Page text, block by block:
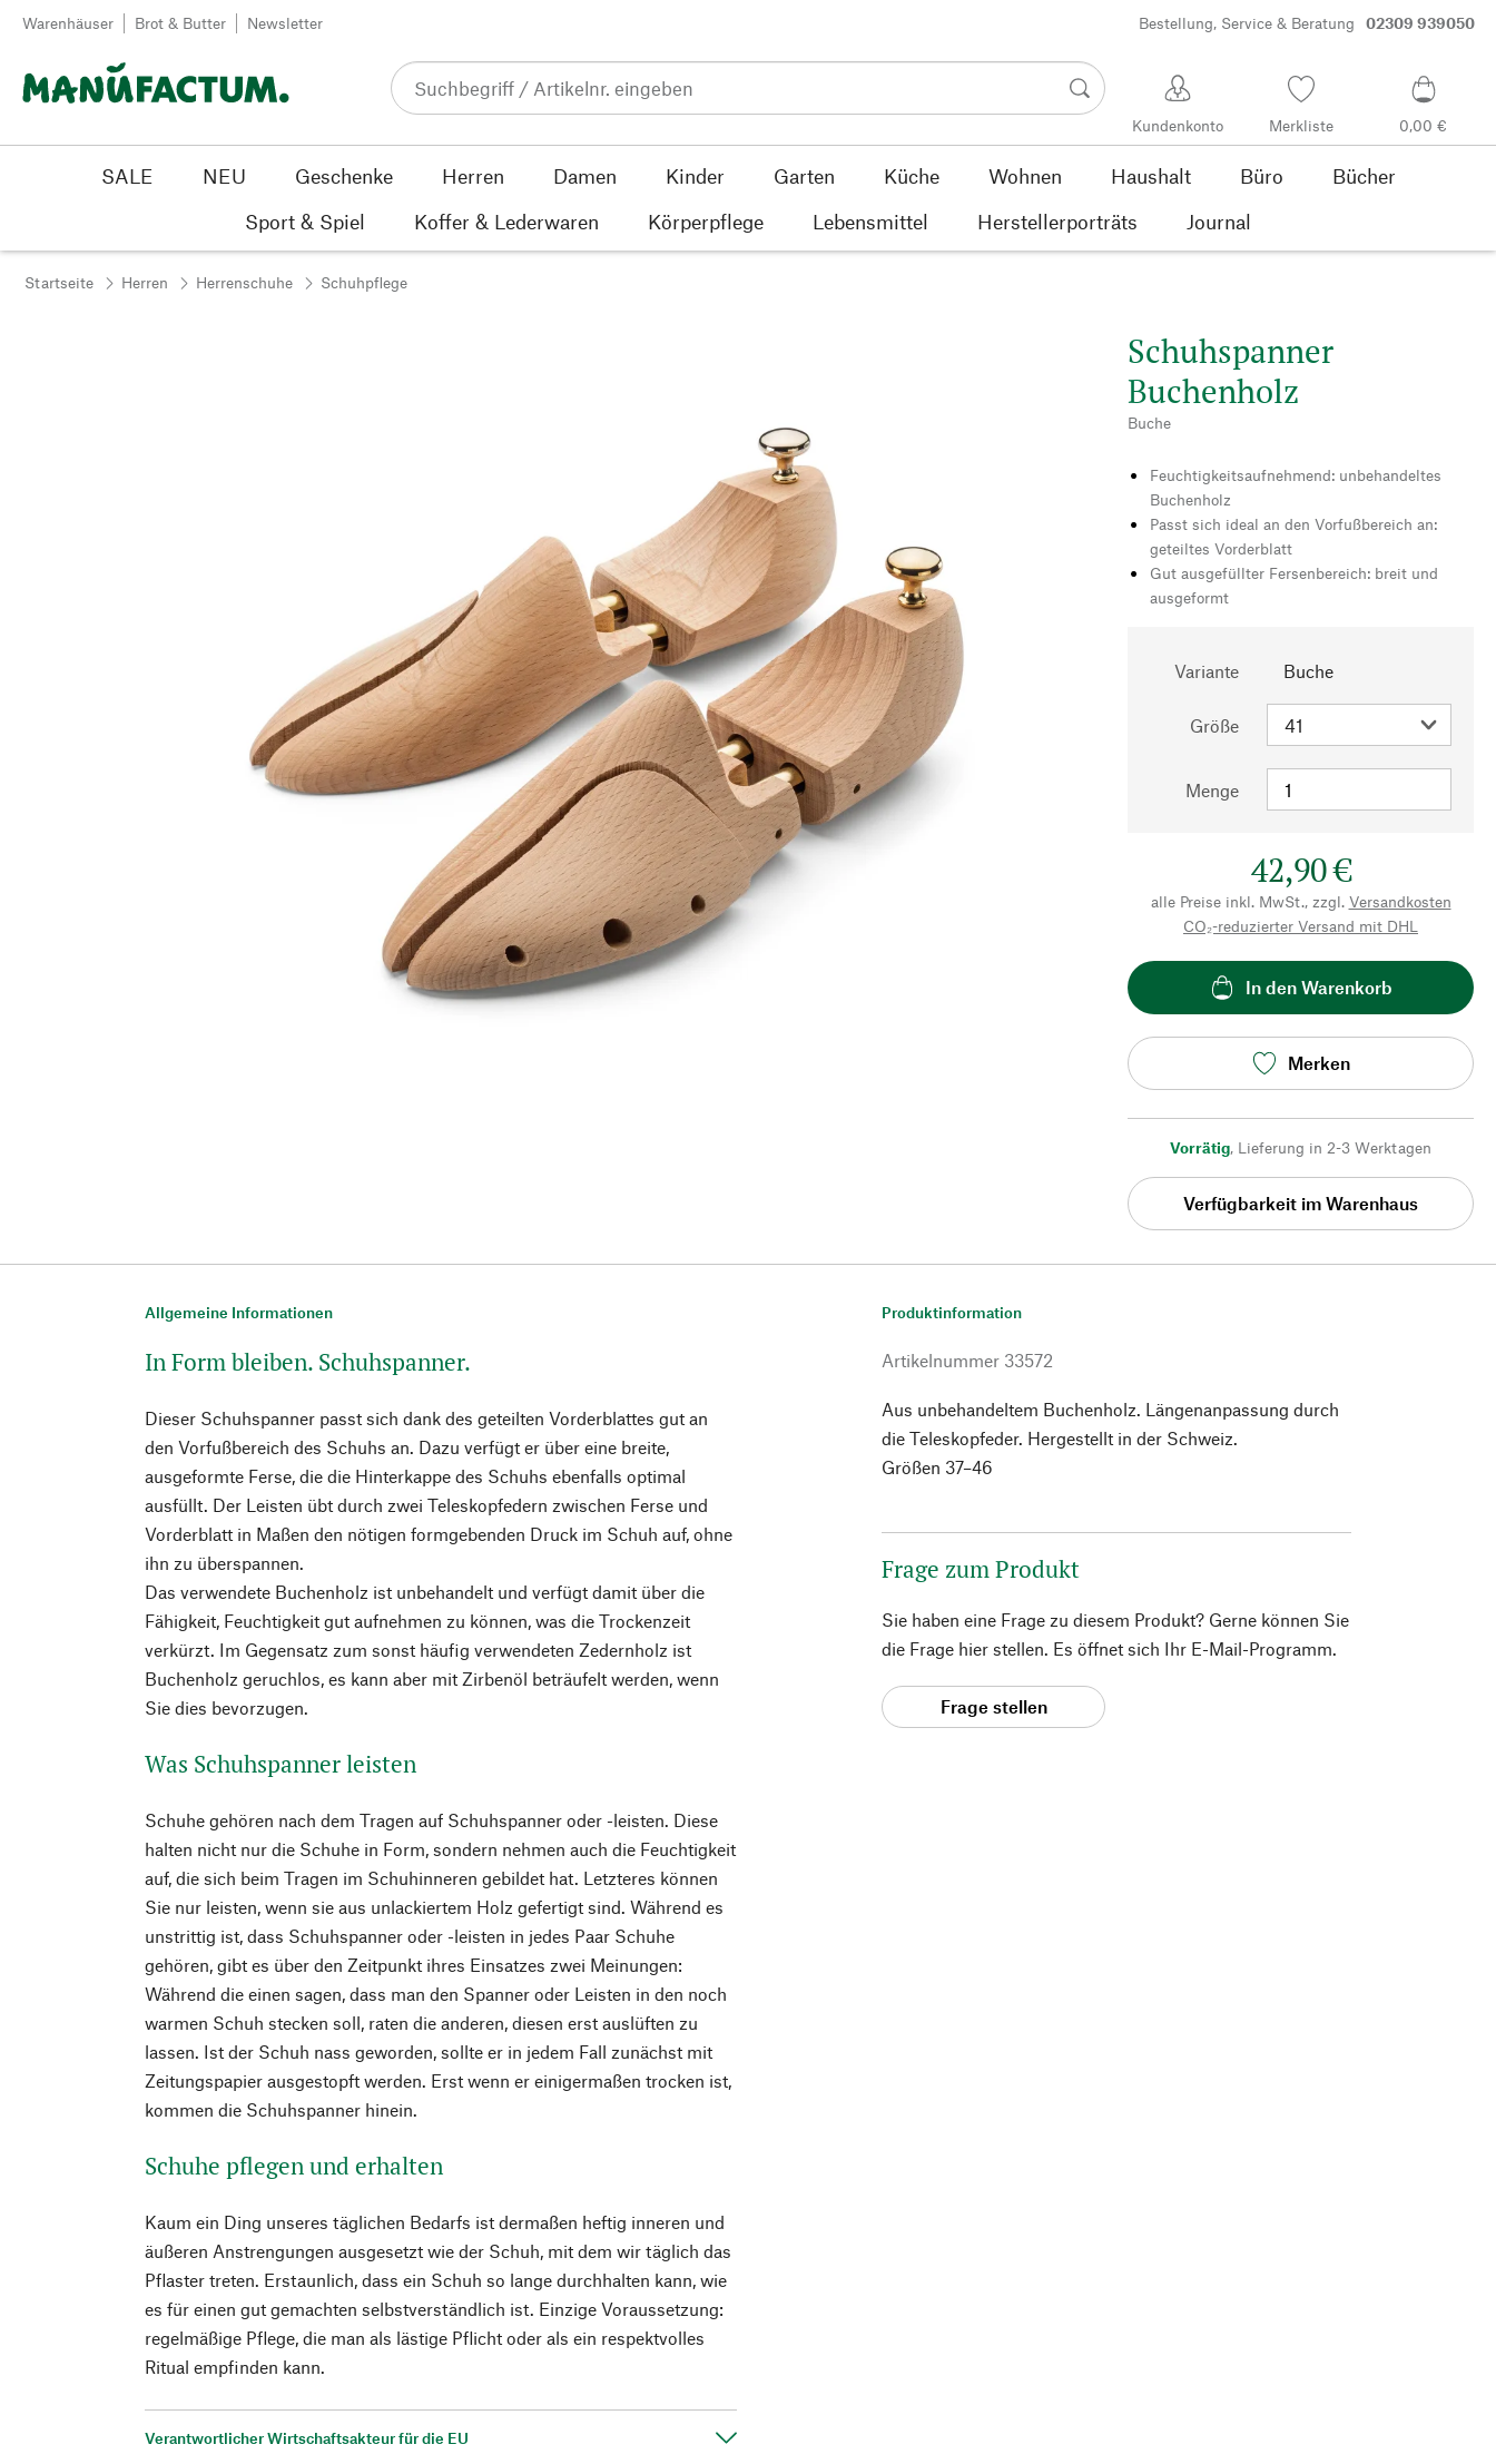
Zum Inhalt springen
Warenhäuser Brot & Butter Newsletter Bestellung, Service & Beratung 02309 939050
Kundenkonto Merkliste 0,00 €
SALE NEU Geschenke Herren Damen Kinder Garten Küche Wohnen Haushalt Büro
Bücher
Sport & Spiel
Koffer & Lederwaren Körperpflege Lebensmittel Herstellerporträts Journal
Startseite Herren Herrenschuhe Schuhpflege
Schuhspanner
Buchenholz
Buche
Feuchtigkeitsaufnehmend: unbehandeltes
Buchenholz
Passt sich ideal an den Vorfußbereich an:
geteiltes Vorderblatt
Gut ausgefüllter Fersenbereich: breit und
ausgeformt
Variante Buche
Größe
Menge
42,90 €
alle Preise inkl. MwSt., zzgl. Versandkosten
CO₂-reduzierter Versand mit DHL
In den Warenkorb
Merken
Vorrätig, Lieferung in 2-3 Werktagen
Verfügbarkeit im Warenhaus
Allgemeine Informationen
In Form bleiben. Schuhspanner.
Dieser Schuhspanner passt sich dank des geteilten Vorderblattes gut an
den Vorfußbereich des Schuhs an. Dazu verfügt er über eine breite,
ausgeformte Ferse, die die Hinterkappe des Schuhs ebenfalls optimal
ausfüllt. Der Leisten übt durch zwei Teleskopfedern zwischen Ferse und
Vorderblatt in Maßen den nötigen formgebenden Druck im Schuh auf, ohne
ihn zu überspannen.
Das verwendete Buchenholz ist unbehandelt und verfügt damit über die
Fähigkeit, Feuchtigkeit gut aufnehmen zu können, was die Trockenzeit
verkürzt. Im Gegensatz zum sonst häufig verwendeten Zedernholz ist
Buchenholz geruchlos, es kann aber mit Zirbenöl beträufelt werden, wenn
Sie dies bevorzugen.
Was Schuhspanner leisten
Schuhe gehören nach dem Tragen auf Schuhspanner oder -leisten. Diese
halten nicht nur die Schuhe in Form, sondern nehmen auch die Feuchtigkeit
auf, die sich beim Tragen im Schuhinneren gebildet hat. Letzteres können
Sie nur leisten, wenn sie aus unlackiertem Holz gefertigt sind. Während es
unstrittig ist, dass Schuhspanner oder -leisten in jedes Paar Schuhe
gehören, gibt es über den Zeitpunkt ihres Einsatzes zwei Meinungen:
Während die einen sagen, dass man den Spanner oder Leisten in den noch
warmen Schuh stecken soll, raten die anderen, diesen erst auslüften zu
lassen. Ist der Schuh nass geworden, sollte er in jedem Fall zunächst mit
Zeitungspapier ausgestopft werden. Erst wenn er einigermaßen trocken ist,
kommen die Schuhspanner hinein.
Schuhe pflegen und erhalten
Kaum ein Ding unseres täglichen Bedarfs ist dermaßen heftig inneren und
äußeren Anstrengungen ausgesetzt wie der Schuh, mit dem wir täglich das
Pflaster treten. Erstaunlich, dass ein Schuh so lange durchhalten kann, wie
es für einen gut gemachten selbstverständlich ist. Einzige Voraussetzung:
regelmäßige Pflege, die man als lästige Pflicht oder als ein respektvolles
Ritual empfinden kann.
Verantwortlicher Wirtschaftsakteur für die EU
Produktinformation
Artikelnummer 33572
Aus unbehandeltem Buchenholz. Längenanpassung durch
die Teleskopfeder. Hergestellt in der Schweiz.
Größen 37–46
Frage zum Produkt
Sie haben eine Frage zu diesem Produkt? Gerne können Sie
die Frage hier stellen. Es öffnet sich Ihr E-Mail-Programm.
Frage stellen